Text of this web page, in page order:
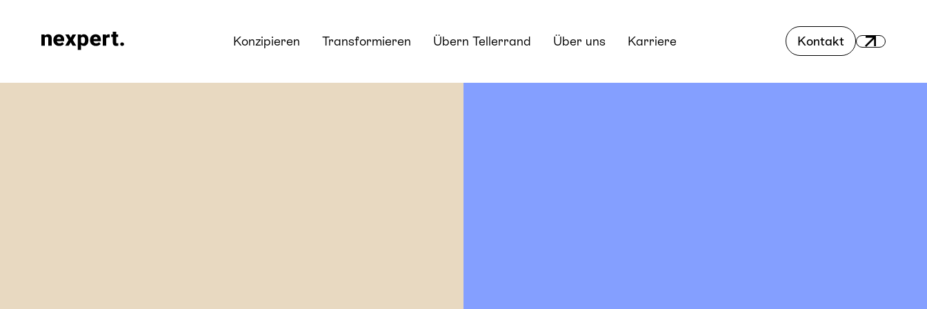
nexpert Konzipieren Transformieren Übern Tellerrand Über uns Karriere Kontakt